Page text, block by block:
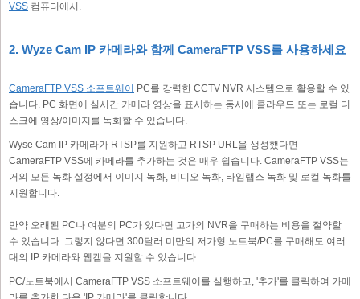
VSS 컴퓨터에서.
2. Wyze Cam IP 카메라와 함께 CameraFTP VSS를 사용하세요
CameraFTP VSS 소프트웨어 PC를 강력한 CCTV NVR 시스템으로 활용할 수 있
습니다. PC 화면에 실시간 카메라 영상을 표시하는 동시에 클라우드 또는 로컬 디
스크에 영상/이미지를 녹화할 수 있습니다.
Wyse Cam IP 카메라가 RTSP를 지원하고 RTSP URL을 생성했다면
CameraFTP VSS에 카메라를 추가하는 것은 매우 쉽습니다. CameraFTP VSS는
거의 모든 녹화 설정에서 이미지 녹화, 비디오 녹화, 타임랩스 녹화 및 로컬 녹화를
지원합니다.
만약 오래된 PC나 여분의 PC가 있다면 고가의 NVR을 구매하는 비용을 절약할
수 있습니다. 그렇지 않다면 300달러 미만의 저가형 노트북/PC를 구매해도 여러
대의 IP 카메라와 웹캠을 지원할 수 있습니다.
PC/노트북에서 CameraFTP VSS 소프트웨어를 실행하고, '추가'를 클릭하여 카메